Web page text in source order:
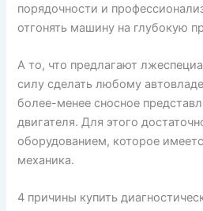
порядочности и
отгонять машину на глубокую
А то, что предлагают
силу сделать любому
более-менее сносное
двигателя. Для этого
оборудованием, которое
механика.
4 причины купить